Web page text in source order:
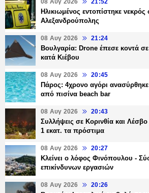
08 Αυγ 2026 21:52
Ηλικιωμένος εντοπίστηκε
Αλεξανδρούπολης
08 Αυγ 2026 21:24
Βουλγαρία: Drone έπεσε κοντά
κατά Κιέβου
08 Αυγ 2026 20:45
Πάρος: 4χρονο αγόρι ανασύρθηκε
από πισίνα beach bar
08 Αυγ 2026 20:43
Συλλήψεις σε Κορινθία και
1 εκατ. τα πρόστιμα
08 Αυγ 2026 20:27
Κλείνει ο λόφος Φινόπουλου -
επικίνδυνων εργασιών
08 Αυγ 2026 20:26